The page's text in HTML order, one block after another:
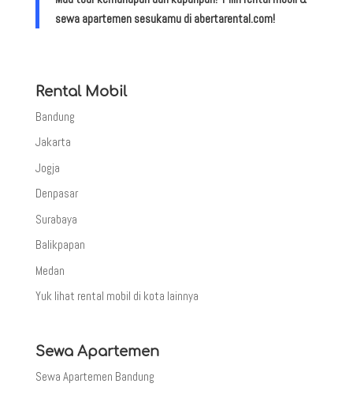
sewa apartemen sesukamu di abertarental.com!
Rental Mobil
Bandung
Jakarta
Jogja
Denpasar
Surabaya
Balikpapan
Medan
Yuk lihat rental mobil di kota lainnya
Sewa Apartemen
Sewa Apartemen Bandung